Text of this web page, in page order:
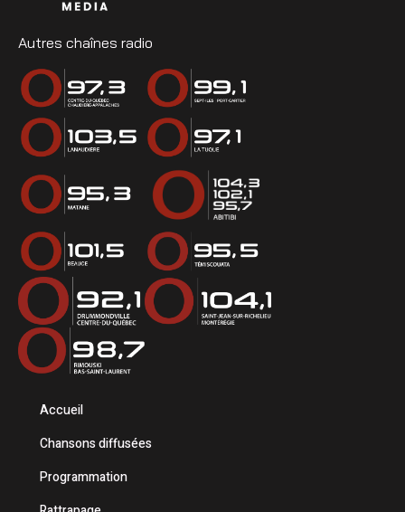
Autres chaînes radio
Accueil
Chansons diffusées
Programmation